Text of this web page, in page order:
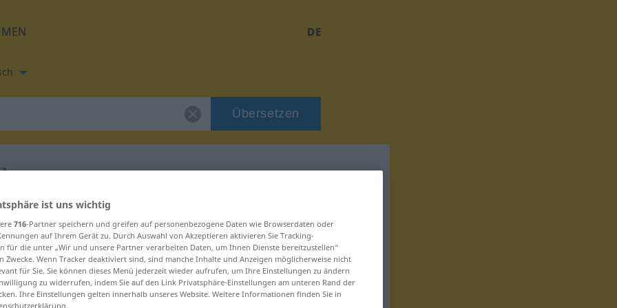
DE
Übersetzen
für "despesa"
ist uns wichtig
716-Partner speichern und greifen auf personenbezogene Daten wie Browserdaten oder
auf Ihrem Gerät zu. Durch Auswahl von Akzeptieren aktivieren Sie Tracking-
für die unter „Wir und unsere Partner verarbeiten Daten, um Ihnen Dienste bereitzustellen“
Zwecke. Wenn Tracker deaktiviert sind, sind manche Inhalte und Anzeigen möglicherweise nicht
für Sie. Sie können dieses Menü jederzeit wieder aufrufen, um Ihre Einstellungen zu ändern
zu widerrufen, indem Sie auf den Link Privatsphäre-Einstellungen am unteren Rand der
Ihre Einstellungen gelten innerhalb unseres Website. Weitere Informationen finden Sie in